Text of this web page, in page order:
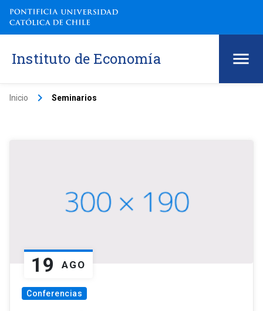
Instituto de Economía
Inicio keyboard_arrow_right Seminarios
19 AGO
Conferencias